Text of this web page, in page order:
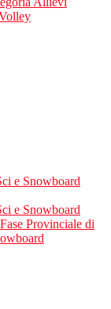
e Snowboard
e Snowboard
Provinciale di